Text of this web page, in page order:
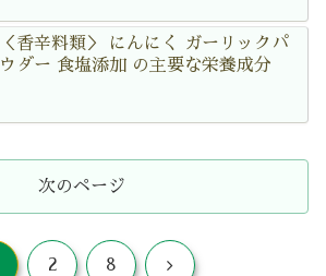
＜香辛料類＞ にんにく ガーリックパ
ウダー 食塩添加 の主要な栄養成分
次のページ
2 8 次